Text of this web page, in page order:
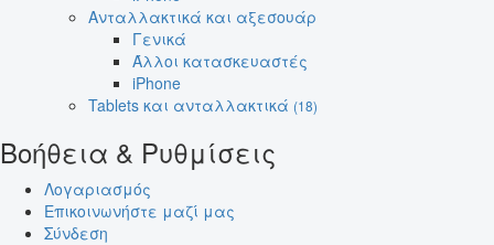
Ανταλλακτικά και αξεσουάρ
Γενικά
Άλλοι κατασκευαστές
iPhone
Tablets και ανταλλακτικά (18)
Βοήθεια & Ρυθμίσεις
Λογαριασμός
Επικοινωνήστε μαζί μας
Σύνδεση